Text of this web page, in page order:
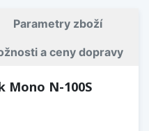
Parametry zboží
a ceny dopravy
Mono N-100S